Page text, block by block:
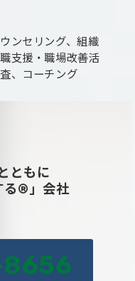
ンセリング、組織
支援・職場改善活
、コーチング
ともに
る®」会社